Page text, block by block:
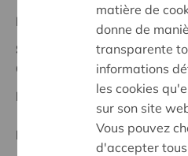
Regionales Projekt
Stand :
Screening
Ostbelgien
Datum:
04/06/2026
Entscheidung:In Request
matière de
donne de
transparente
informations
les cookies
sur son site
Vous pouvez
d'accepter